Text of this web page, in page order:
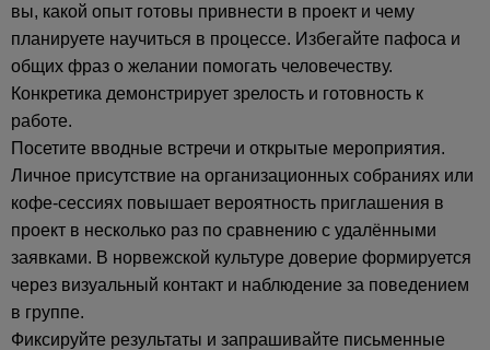
вы, какой опыт готовы привнести в проект и чему
планируете научиться в процессе. Избегайте пафоса и
общих фраз о желании помогать человечеству.
Конкретика демонстрирует зрелость и готовность к
работе.
Посетите вводные встречи и открытые мероприятия.
Личное присутствие на организационных собраниях или
кофе-сессиях повышает вероятность приглашения в
проект в несколько раз по сравнению с удалёнными
заявками. В норвежской культуре доверие формируется
через визуальный контакт и наблюдение за поведением
в группе.
Фиксируйте результаты и запрашивайте письменные